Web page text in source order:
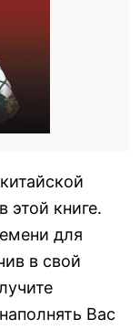
этой книге.
для
в свой
Вас